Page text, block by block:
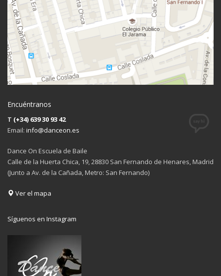
Encuéntranos
T (+34) 639 30 93 42
Email: info@danceon.es
Dance On Escuela de Baile
Calle de la Huerta Chica, 19, 28830 San Fernando de Henares, Madrid
(Junto a Av. de la Cañada, Metro: San Fernando)
Ver el mapa
Síguenos en Instagram